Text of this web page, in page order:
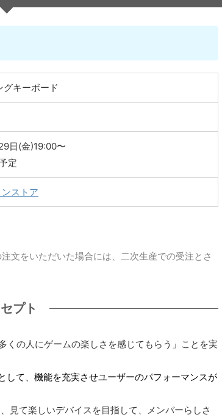
グキーボード
日(金)19:00〜
定
ストア
文をいただいた場合には、二次生産での受注とさ
プト
くの人にゲームの楽しさを感じてもらう」ことを実
して、機能を充実させユーザーのパフォーマンスが
見て楽しいデバイスを目指して、メンバーらしさ